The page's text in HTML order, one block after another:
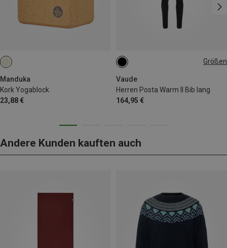
Manduka
Kork Yogablock
23,88 €
Größen
Vaude
Herren Posta Warm II Bib lang
164,95 €
S
Andere Kunden kauften auch